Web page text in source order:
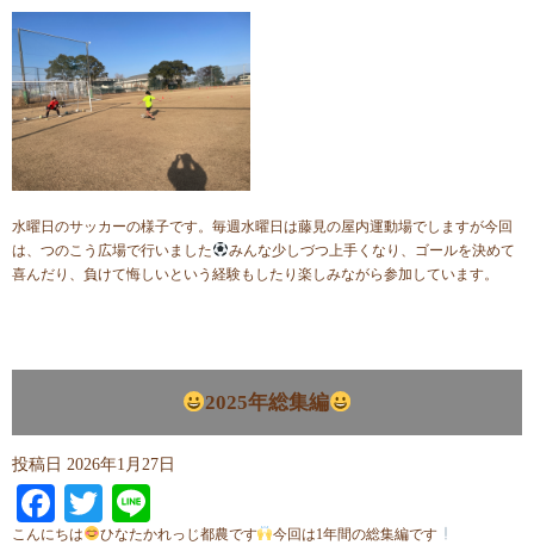
水曜日のサッカーの様子です。毎週水曜日は藤見の屋内運動場でしますが今回
は、つのこう広場で行いました
みんな少しづつ上手くなり、ゴールを決めて
喜んだり、負けて悔しいという経験もしたり楽しみながら参加しています。
2025年総集編
投稿日 2026年1月27日
Facebook
Twitter
こんにちは ひなたかれっじ都農です 今回は1年間の総集編です